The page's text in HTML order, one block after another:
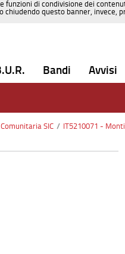
di condivisione dei
questo banner, invece,
Bandi Avvisi
SIC / IT5210071 -